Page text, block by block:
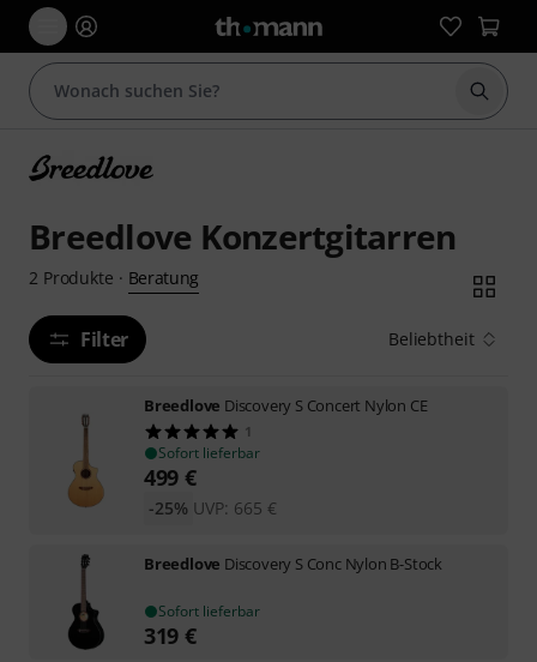
Suche
Breedlove Konzertgitarren
2 Produkte · Beratung
Filter Beliebtheit
Breedlove Discovery S Concert Nylon CE
1
Sofort lieferbar
499 €
UVP: 665 €
-25%
Breedlove Discovery S Conc Nylon B-Stock
Sofort lieferbar
319 €